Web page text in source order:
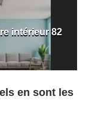
intérieur 82
en sont les